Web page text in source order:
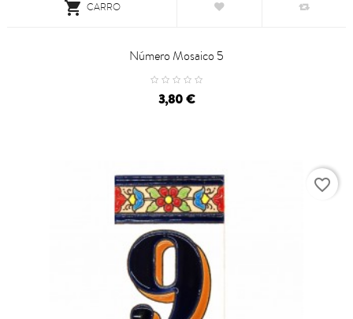
 CARRO
Número Mosaico 5
Precio
3,80 €
favorite_border